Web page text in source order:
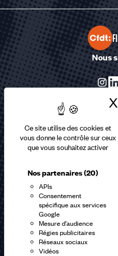
Ce site utilise des cookies et
vous donne le contrôle sur ceux
que vous souhaitez activer
Nos partenaires(20)
APIs
Consentement
spécifique aux services
Google
Mesure d'audience
Régies publicitaires
Réseaux sociaux
Vidéos
X
Nous
Abonnez-
En m'inscrivant à la newsletter,
lapolitique de